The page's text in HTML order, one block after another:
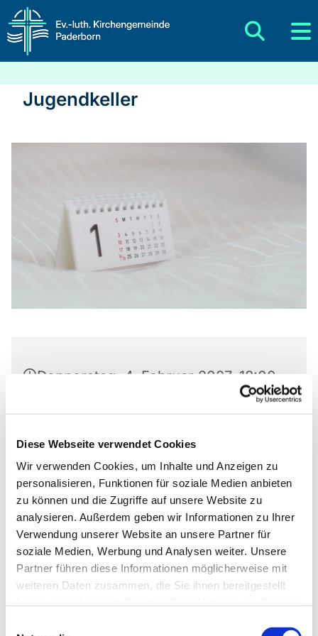
Diese Webseite verwendet Cookies
Wir verwenden Cookies, um Inhalte und Anzeigen zu
personalisieren, Funktionen für soziale Medien anbieten
zu können und die Zugriffe auf unsere Website zu
analysieren. Außerdem geben wir Informationen zu Ihrer
Verwendung unserer Website an unsere Partner für
soziale Medien, Werbung und Analysen weiter. Unsere
Partner führen diese Informationen möglicherweise mit
weiteren Daten zusammen, die Sie ihnen bereitgestellt
Jugendkeller
Donnerstag, 4. Februar 2027, 18:00
Markus-Gemeindezentrum,
Paderborn
Ob die Räume genutzt werden dürfen, kann bei
Pfarrer Grahl erfragt werden.